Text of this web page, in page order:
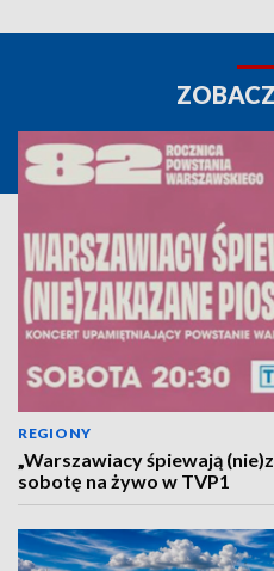
REGIONY
„Warszawiacy śpiewają
sobotę na żywo w TVP1